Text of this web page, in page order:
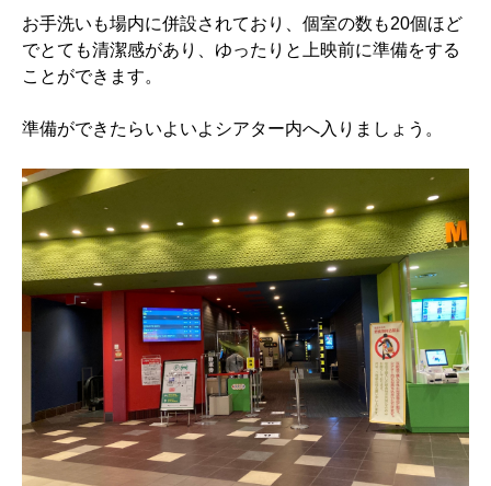
お手洗いも場内に併設されており、個室の数も20個ほど
でとても清潔感があり、ゆったりと上映前に準備をする
ことができます。
準備ができたらいよいよシアター内へ入りましょう。